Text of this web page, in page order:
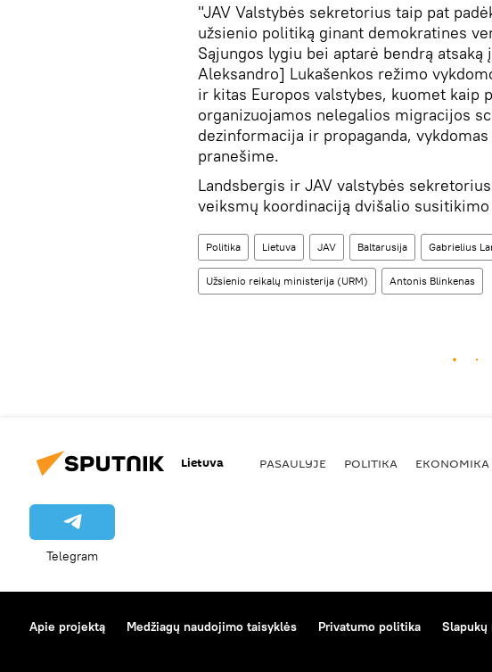
"JAV Valstybės sekretorius taip pat
užsienio politiką ginant demokratines
Sąjungos lygiu bei aptarė bendrą
Aleksandro] Lukašenkos režimo
ir kitas Europos valstybes, kuomet kaip
organizuojamos nelegalios migracijos
dezinformacija ir propaganda,
pranešime.
Landsbergis ir JAV valstybės
veiksmų koordinaciją dvišalio
Politika Lietuva JAV Baltarusija Gabrielius
Užsienio reikalų ministerija (URM) Antonis Blinkenas
Lietuva PASAULYJE POLITIKA EKONOMIKA
Telegram
Apie projektą Medžiagų naudojimo taisyklės Privatumo politika